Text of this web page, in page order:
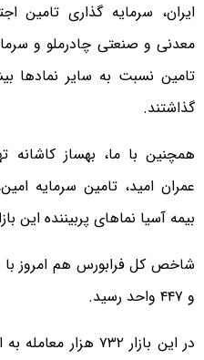
ایران، سرمایه گذاری تامین
معدنی و صنعتی چادرملو و
تامین نسبت به سایر نمادها
گذاشتند.
همچنین با ما، بهساز کاشانه
عمران امید، تامین سرمایه
بیمه آسیا نماهای پربیننده این
و ۴۴۷ واحد رسید.